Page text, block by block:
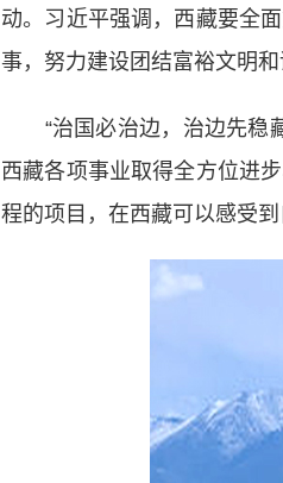
动。习近平强调，西藏要全
事，努力建设团结富裕文明
“治国必治边，治边先稳藏
西藏各项事业取得全方位进
程的项目，在西藏可以感受